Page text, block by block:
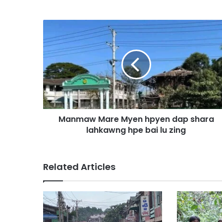
n
m
a
w
M
a
r
h
p
y
e
n
Manmaw Mare Myen hpyen dap shara
lahkawng hpe bai lu zing
Related Articles